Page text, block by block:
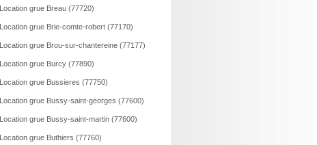
Location grue Breau (77720)
Location grue Brie-comte-robert (77170)
Location grue Brou-sur-chantereine (77177)
Location grue Burcy (77890)
Location grue Bussieres (77750)
Location grue Bussy-saint-georges (77600)
Location grue Bussy-saint-martin (77600)
Location grue Buthiers (77760)